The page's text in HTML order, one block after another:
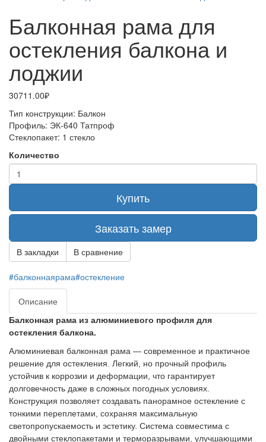
Балконная рама для
остекления балкона и
лоджии
30711.00₽
Тип конструкции: Балкон
Профиль: ЭК-640 Татпроф
Стеклопакет: 1 стекло
Количество
Купить
Заказать замер
В закладки В сравнение
#балконнаярама#остекление
Описание
Балконная рама из алюминиевого профиля для
остекления балкона.
Алюминиевая балконная рама — современное и практичное
решение для остекления. Легкий, но прочный профиль
устойчив к коррозии и деформации, что гарантирует
долговечность даже в сложных погодных условиях.
Конструкция позволяет создавать панорамное остекление с
тонкими переплетами, сохраняя максимальную
светопропускаемость и эстетику. Система совместима с
двойными стеклопакетами и терморазрывами, улучшающими